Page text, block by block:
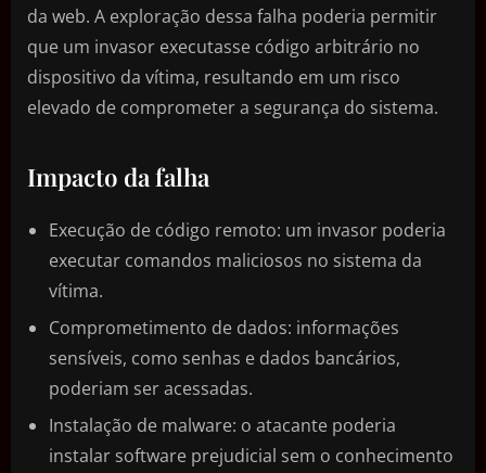
da web. A exploração dessa falha poderia permitir
que um invasor executasse código arbitrário no
dispositivo da vítima, resultando em um risco
elevado de comprometer a segurança do sistema.
Impacto da falha
Execução de código remoto: um invasor poderia
executar comandos maliciosos no sistema da
vítima.
Comprometimento de dados: informações
sensíveis, como senhas e dados bancários,
poderiam ser acessadas.
Instalação de malware: o atacante poderia
instalar software prejudicial sem o conhecimento